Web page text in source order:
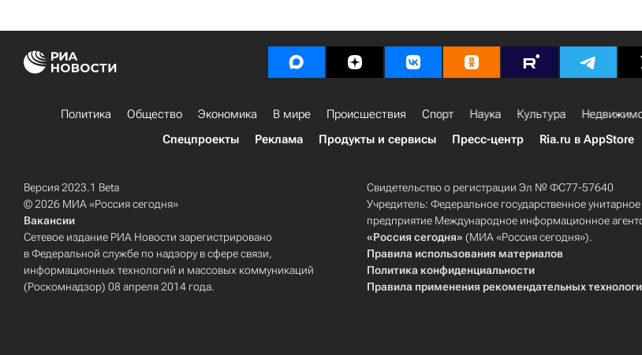
Политика Общество Экономика В мире Происшествия Спорт Наука Культура
Спецпроекты
Реклама Продукты и сервисы Пресс-центр Ria.ru в AppStore
Версия 2023.1 Beta
© 2026 МИА «Россия сегодня»
Вакансии
Сетевое издание РИА Новости зарегистрировано
в Федеральной службе по надзору в сфере связи,
информационных технологий и массовых коммуникаций
(Роскомнадзор) 08 апреля 2014 года.
Свидетельство о регистрации Эл № ФС77-57640
Учредитель: Федеральное государственное унитарное
предприятие Международное информационное
«Россия сегодня» (МИА «Россия сегодня»).
Правила использования материалов
Политика конфиденциальности
Правила применения рекомендательных